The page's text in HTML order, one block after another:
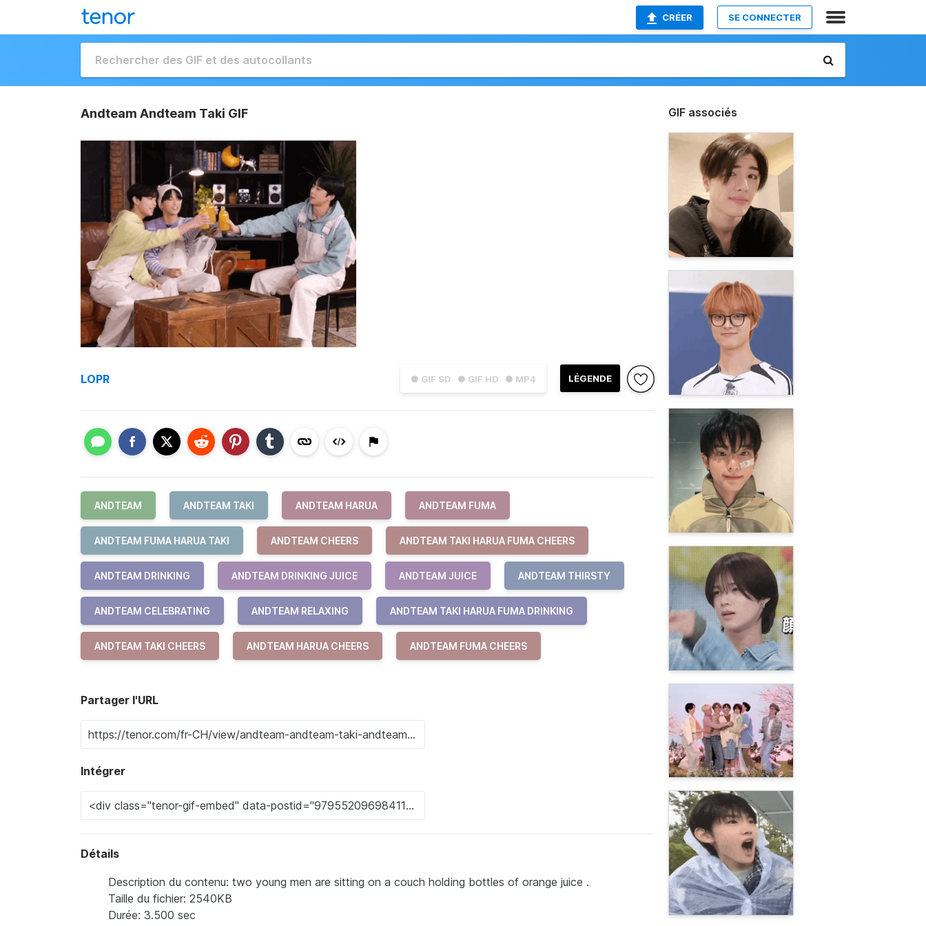
CRÉER SE CONNECTER
Andteam Andteam Taki GIF
● GIF SD ● GIF HD ● MP4 LÉGENDE
LOPR
ANDTEAM ANDTEAM TAKI ANDTEAM HARUA ANDTEAM FUMA
ANDTEAM FUMA HARUA TAKI ANDTEAM CHEERS ANDTEAM TAKI HARUA FUMA CHEERS
ANDTEAM DRINKING ANDTEAM DRINKING JUICE ANDTEAM JUICE ANDTEAM THIRSTY
ANDTEAM CELEBRATING ANDTEAM RELAXING ANDTEAM TAKI HARUA FUMA DRINKING
ANDTEAM TAKI CHEERS ANDTEAM HARUA CHEERS ANDTEAM FUMA CHEERS
Partager l'URL
Intégrer
Détails
Description du contenu: two young men are sitting on a couch holding bottles of orange juice .
Taille du fichier: 2540KB
Durée: 3.500 sec
GIF associés